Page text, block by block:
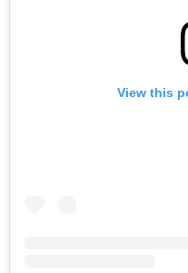
View this